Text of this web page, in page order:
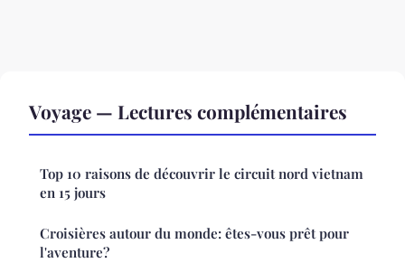
Voyage — Lectures complémentaires
Top 10 raisons de découvrir le circuit nord vietnam
en 15 jours
Croisières autour du monde: êtes-vous prêt pour
l'aventure?